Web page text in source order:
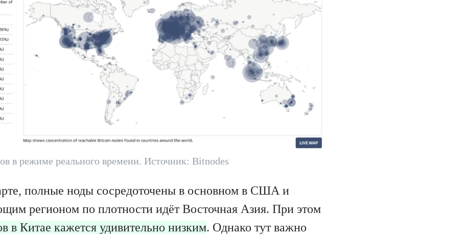
в режиме реального времени. Источник: Bitnodes
полные ноды сосредоточены в основном в США и
регионом по плотности идёт Восточная Азия. При этом
в Китае кажется удивительно низким. Однако тут важно